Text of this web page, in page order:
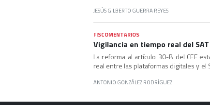
JESÚS GILBERTO GUERRA REYES
FISCOMENTARIOS
Vigilancia en tiempo real del
La reforma al artículo 30-B del CFF
real entre las plataformas digitales y el
ANTONIO GONZÁLEZ RODRÍGUEZ